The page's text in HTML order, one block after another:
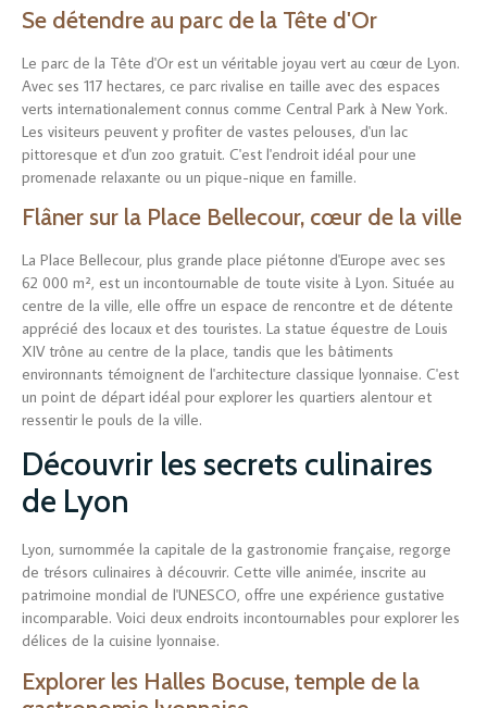
Se détendre au parc de la Tête d'Or
Le parc de la Tête d'Or est un véritable joyau vert au cœur de Lyon.
Avec ses 117 hectares, ce parc rivalise en taille avec des espaces
verts internationalement connus comme Central Park à New York.
Les visiteurs peuvent y profiter de vastes pelouses, d'un lac
pittoresque et d'un zoo gratuit. C'est l'endroit idéal pour une
promenade relaxante ou un pique-nique en famille.
Flâner sur la Place Bellecour, cœur de la ville
La Place Bellecour, plus grande place piétonne d'Europe avec ses
62 000 m², est un incontournable de toute visite à Lyon. Située au
centre de la ville, elle offre un espace de rencontre et de détente
apprécié des locaux et des touristes. La statue équestre de Louis
XIV trône au centre de la place, tandis que les bâtiments
environnants témoignent de l'architecture classique lyonnaise. C'est
un point de départ idéal pour explorer les quartiers alentour et
ressentir le pouls de la ville.
Découvrir les secrets culinaires
de Lyon
Lyon, surnommée la capitale de la gastronomie française, regorge
de trésors culinaires à découvrir. Cette ville animée, inscrite au
patrimoine mondial de l'UNESCO, offre une expérience gustative
incomparable. Voici deux endroits incontournables pour explorer les
délices de la cuisine lyonnaise.
Explorer les Halles Bocuse, temple de la